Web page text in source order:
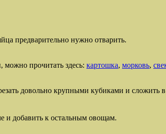
предварительно нужно отварить.
можно прочитать здесь: картошка, морковь,
довольно крупными кубиками и сложить
и добавить к остальным овощам.